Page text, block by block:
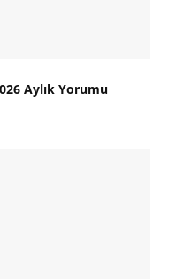
Aylık Yorumu